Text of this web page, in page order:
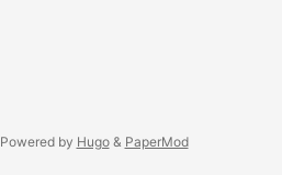
Powered by Hugo& PaperMod